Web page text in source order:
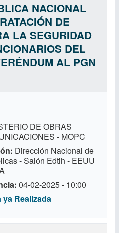
NACIONAL
DE
LA SEGURIDAD
DEL
AL PGN
DE OBRAS
- MOPC
Dirección Nacional de
- Salón Edtih - EEUU
04-02-2025 - 10:00
Realizada